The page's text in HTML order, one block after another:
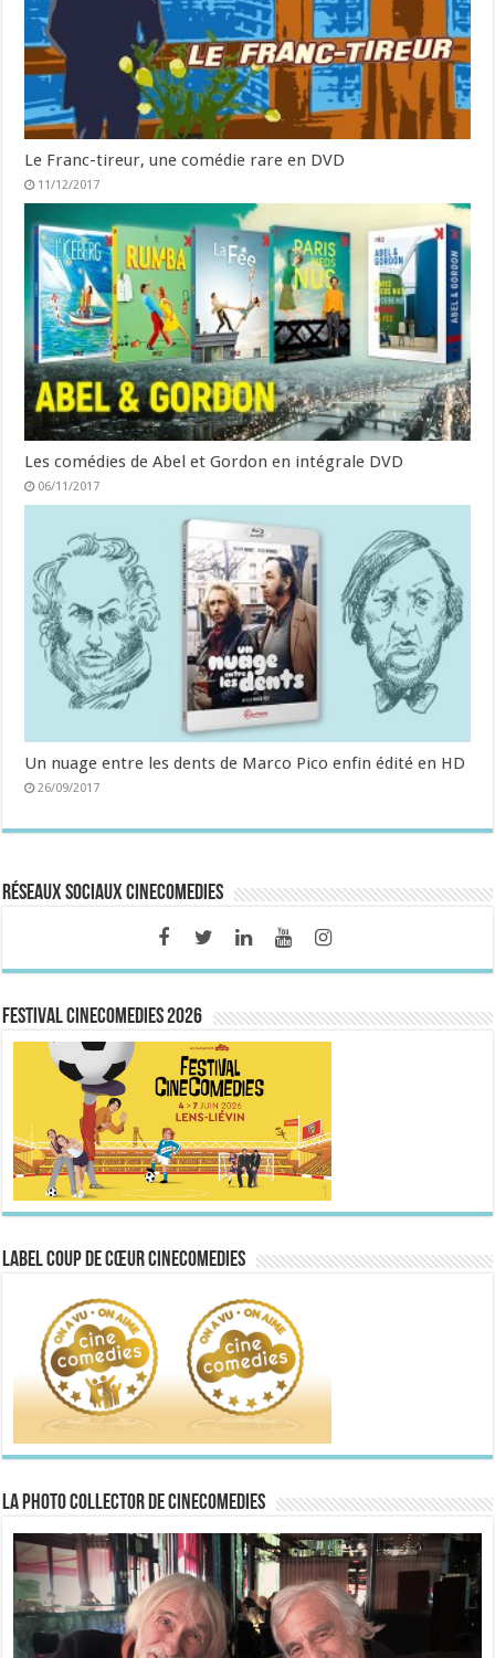
Le Franc-tireur, une comédie rare en DVD
11/12/2017
Les comédies de Abel et Gordon en intégrale DVD
06/11/2017
Un nuage entre les dents de Marco Pico enfin édité en HD
26/09/2017
Réseaux sociaux CineComedies
FESTIVAL CINECOMEDIES 2026
Label Coup de Cœur CineComedies
La Photo collector de CineComedies